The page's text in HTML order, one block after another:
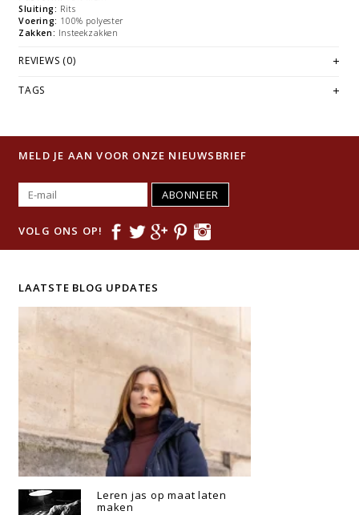
Sluiting: Rits
Voering: 100% polyester
Zakken: Insteekzakken
REVIEWS (0)
TAGS
MELD JE AAN VOOR ONZE NIEUWSBRIEF
ABONNEER
VOLG ONS OP!
LAATSTE BLOG UPDATES
Leren jas op maat laten
maken